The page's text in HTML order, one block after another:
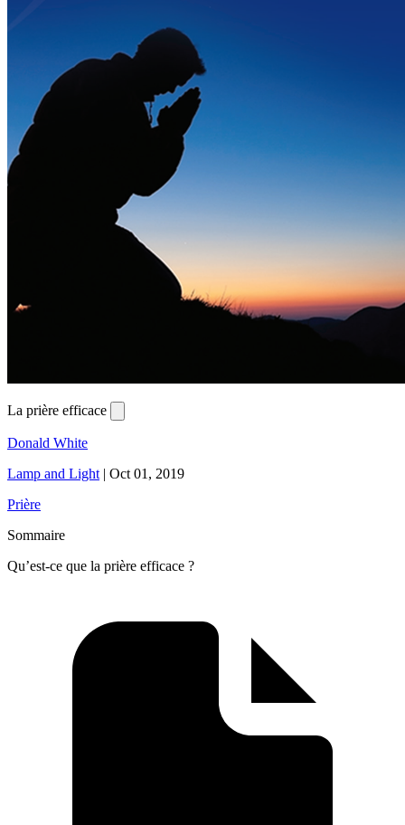
La prière efficace
Donald White
Lamp and Light | Oct 01, 2019
Prière
Sommaire
Qu’est-ce que la prière efficace ?